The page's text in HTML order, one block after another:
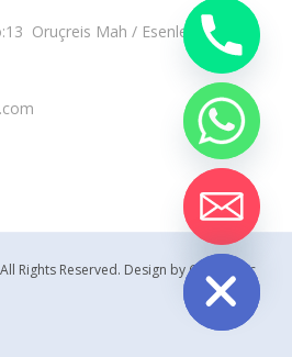
Oruçreis Mah / Esenler /
Rights Reserved. Design by CemUyguc
Hide
chaty